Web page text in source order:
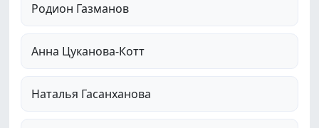
Родион Газманов
Анна Цуканова-Котт
Наталья Гасанханова